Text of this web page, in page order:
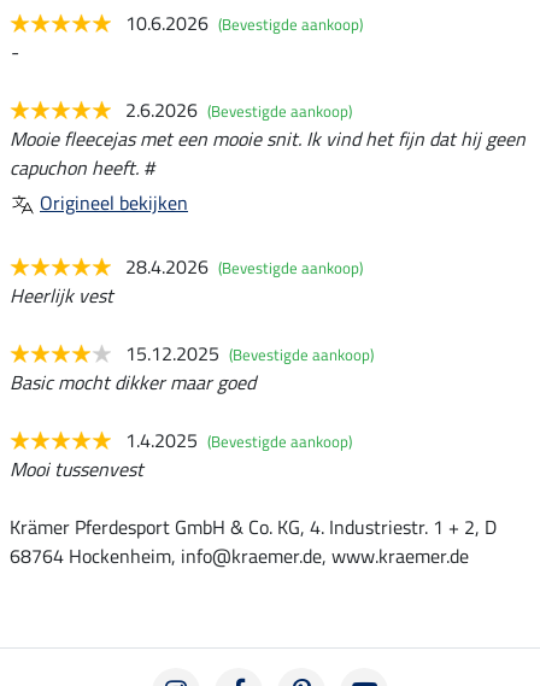
10.6.2026 (Bevestigde aankoop)
-
2.6.2026 (Bevestigde aankoop)
Mooie fleecejas met een mooie snit. Ik vind het fijn dat hij geen
capuchon heeft. #
Origineel bekijken
28.4.2026 (Bevestigde aankoop)
Heerlijk vest
15.12.2025 (Bevestigde aankoop)
Basic mocht dikker maar goed
1.4.2025 (Bevestigde aankoop)
Mooi tussenvest
Krämer Pferdesport GmbH & Co. KG, 4. Industriestr. 1 + 2, D
68764 Hockenheim, info@kraemer.de, www.kraemer.de